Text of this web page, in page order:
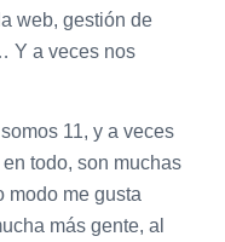
web, gestión de
Y a veces nos
11, y a veces
todo, son muchas
modo me gusta
más gente, al